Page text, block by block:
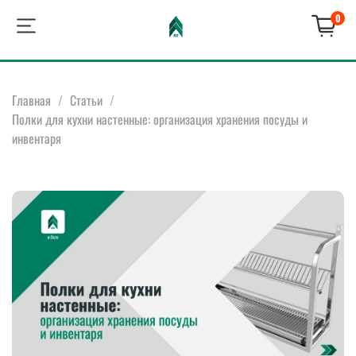
0
Главная
Статьи
Полки для кухни настенные: организация хранения посуды и
инвентаря